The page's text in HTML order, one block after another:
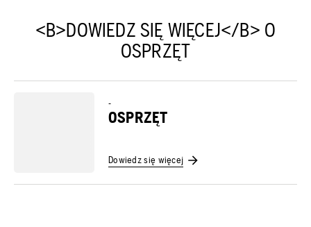
<B>DOWIEDZ SIĘ WIĘCEJ</B> O
OSPRZĘT
-
OSPRZĘT
Dowiedz się więcej